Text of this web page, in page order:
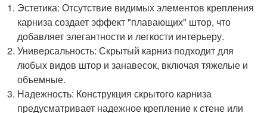
Эстетика: Отсутствие видимых элементов крепления
карниза создает эффект "плавающих" штор, что
добавляет элегантности и легкости интерьеру.
Универсальность: Скрытый карниз подходит для
любых видов штор и занавесок, включая тяжелые и
объемные.
Надежность: Конструкция скрытого карниза
предусматривает надежное крепление к стене или